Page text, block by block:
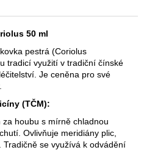
50 ml
pestrá (Coriolus
tradicí využití v tradiční čínské
Je ceněna pro své
(TČM):
houbu s mírně chladnou
Ovlivňuje meridiány plic,
Tradičně se využívá k odvádění